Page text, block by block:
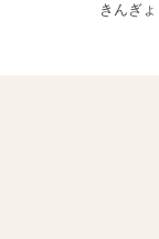
きんぎょ